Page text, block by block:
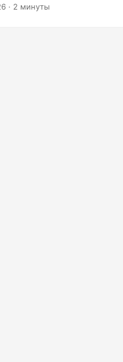
где-то в 60
· 2 минуты